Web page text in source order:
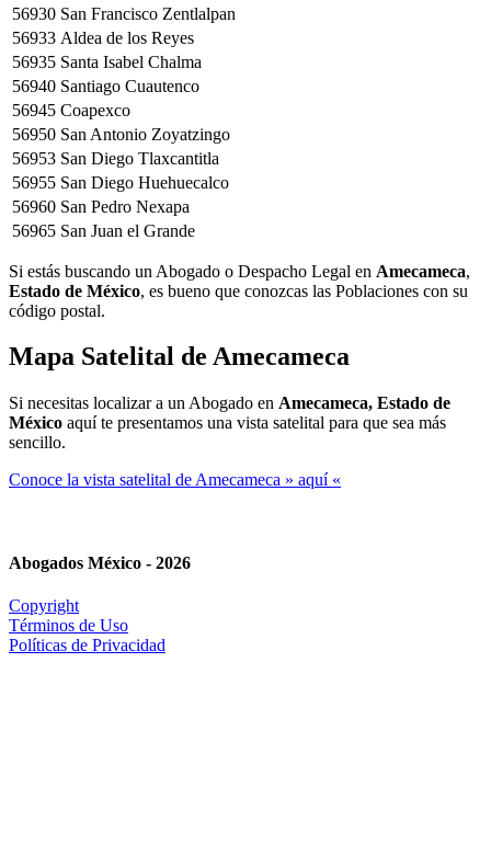
56930 San Francisco Zentlalpan
56933 Aldea de los Reyes
56935 Santa Isabel Chalma
56940 Santiago Cuautenco
56945 Coapexco
56950 San Antonio Zoyatzingo
56953 San Diego Tlaxcantitla
56955 San Diego Huehuecalco
56960 San Pedro Nexapa
56965 San Juan el Grande
Si estás buscando un Abogado o Despacho Legal en Amecameca,
Estado de México, es bueno que conozcas las Poblaciones con su
código postal.
Mapa Satelital de Amecameca
Si necesitas localizar a un Abogado en Amecameca, Estado de
México aquí te presentamos una vista satelital para que sea más
sencillo.
Conoce la vista satelital de Amecameca » aquí «
Abogados México - 2026
Copyright
Términos de Uso
Políticas de Privacidad